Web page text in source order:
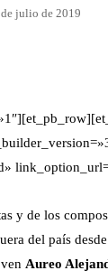
julio de 2019
y de los
del país
Aureo